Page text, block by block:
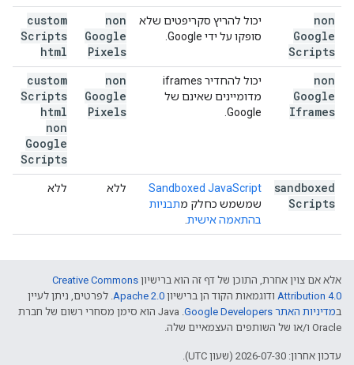
non
Google
Scripts
יכול להריץ סקריפטים שלא
סופקו על ידי Google.
non
Google
Pixels
custom
Scripts
html
non
Google
Iframes
יכול להחדיר iframes
מדומיינים שאינם של
Google.
non
Google
Pixels
custom
Scripts
html
non
Google
Scripts
sandboxed
Scripts
Sandboxed JavaScript
שמשמש כחלק מתבניות
בהתאמה אישית
ללא ללא
אלא אם צוין אחרת, התוכן של דף זה הוא ברישיון Creative Commons
Attribution 4.0 ודוגמאות הקוד הן ברישיון Apache 2.0. לפרטים, ניתן לעיין
במדיניות האתר Google Developers‏
.‏ Java הוא סימן מסחרי רשום של חברת
Oracle ו/או של השותפים העצמאיים שלה.
עדכון אחרון: 2026-07-30 (שעון UTC).